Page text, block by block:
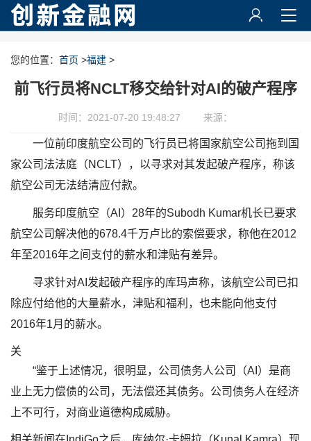
您的位置： 首页 >福建 >
前飞行员将NCLT移交给针对AI的破产程序
时间：2021-07-20 19:48:27 来源：
一位前印度航空公司的飞行员已将国家航空公司拖到国
家公司法法庭（NCLT），以寻求对其发起破产程序，称该
航空公司无法结清应付款。
服务印度航空（AI）28年的Subodh Kumar机长已要求
航空公司解决他的678.4千万卢比的索偿要求，称他在2012
年至2016年之间支付的薪水和津贴有差异。
寻求针对AI发起破产程序的库玛声称，该航空公司已扣
除应付给他的大量薪水，津贴和福利，也未能向他支付
2016年1月的薪水。
关
“鉴于上述情况，很明显，公司债务人公司（AI）是商
业上无力偿债的公司，无法偿还其债务。公司债务人在经济
上不可行，对商业道德构成威胁。